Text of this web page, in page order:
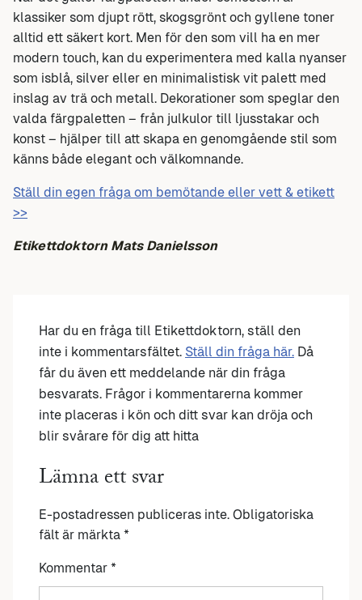
klassiker som djupt rött, skogsgrönt och gyllene toner
alltid ett säkert kort. Men för den som vill ha en mer
modern touch, kan du experimentera med kalla nyanser
som isblå, silver eller en minimalistisk vit palett med
inslag av trä och metall. Dekorationer som speglar den
valda färgpaletten – från julkulor till ljusstakar och
konst – hjälper till att skapa en genomgående stil som
känns både elegant och välkomnande.
Ställ din egen fråga om bemötande eller vett & etikett
>>
Etikettdoktorn Mats Danielsson
Har du en fråga till Etikettdoktorn, ställ den
inte i kommentarsfältet. Ställ din fråga här. Då
får du även ett meddelande när din fråga
besvarats. Frågor i kommentarerna kommer
inte placeras i kön och ditt svar kan dröja och
blir svårare för dig att hitta
Lämna ett svar
E-postadressen publiceras inte. Obligatoriska
fält är märkta *
Kommentar *